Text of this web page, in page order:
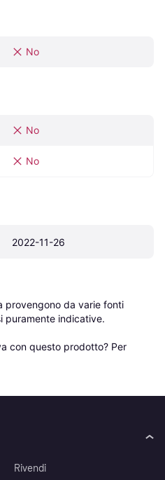
No
No
No
2022-11-26
provengono da varie fonti
puramente indicative.
con questo prodotto? Per
Rivendi